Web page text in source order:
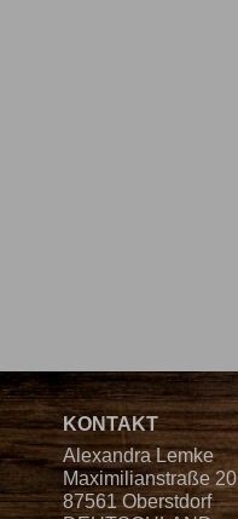
KONTAKT
Alexandra Lemke
Maximilianstraße 20
87561 Oberstdorf